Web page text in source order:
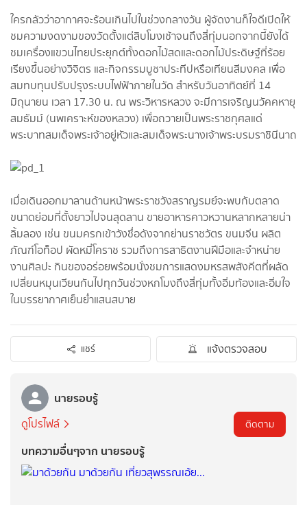
ใครกลัวว่าอากาศจะร้อนเกินไปในช่วงกลางวัน ผู้จัดงานก็ใจดีเปิดให้
ชมความงดงามของวัดตั้งแต่สิบโมงเช้าจนถึงสี่ทุ่มนอกจากนี้ยังได้
ชมเครื่องแขวนไทยประยุกต์ทั้งดอกไม้สดและดอกไม้ประดิษฐ์ที่ร้อย
เรียงขึ้นอย่างวิจิตร และกิจกรรมบูชาประทีปหรือเทียนสีมงคล เพื่อ
สมทบทุนปรับปรุงระบบไฟฟ้าภายในวัด สำหรับวันอาทิตย์ที่ 14
มิถุนายน เวลา 17.30 น. ณ พระวิหารหลวง จะมีการเจริญนวัคคหายุ
สมธัมม์ (นพเคราะห์ของหลวง) เพื่อถวายเป็นพระราชกุศลแด่
พระบาทสมเด็จพระเจ้าอยู่หัวและสมเด็จพระนางเจ้าพระบรมราชินีนาถ
เมื่อเดินออกมาลานด้านหน้าพระราชวังสราญรมย์จะพบกับตลาด
ขนาดย่อมที่ตั้งยาวไปจนสุดลาน ขายอาหารคาวหวานหลากหลายน่า
ลิ้มลอง เช่น ขนมครกเข้าวังชื่อดังจากย่านราชวัตร ขนมจีน ผลิต
ภัณฑ์โอท็อป ผัดหมี่โคราช รวมถึงการสาธิตงานฝีมือและจำหน่าย
งานศิลปะ กินของอร่อยพร้อมนั่งชมการแสดงมหรสพสังคีตที่ผลัด
เปลี่ยนหมุนเวียนกันไปทุกวันช่วงหกโมงถึงสี่ทุ่มทั้งอิ่มท้องและอิ่มใจ
ในบรรยากาศเย็นย่ำแสนสบาย
แชร์ แจ้งตรวจสอบ
นายรอบรู้
ดูโปรไฟล์ ติดตาม
บทความอื่นๆจาก นายรอบรู้